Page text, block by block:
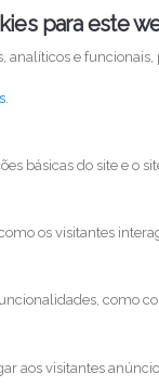
para este
analíticos e
.
básicas do site e o
os visitantes
como
aos visitantes